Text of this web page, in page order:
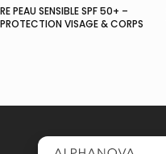
Ajouter Au Panier
PEAU SENSIBLE SPF 50+ –
VISAGE & CORPS